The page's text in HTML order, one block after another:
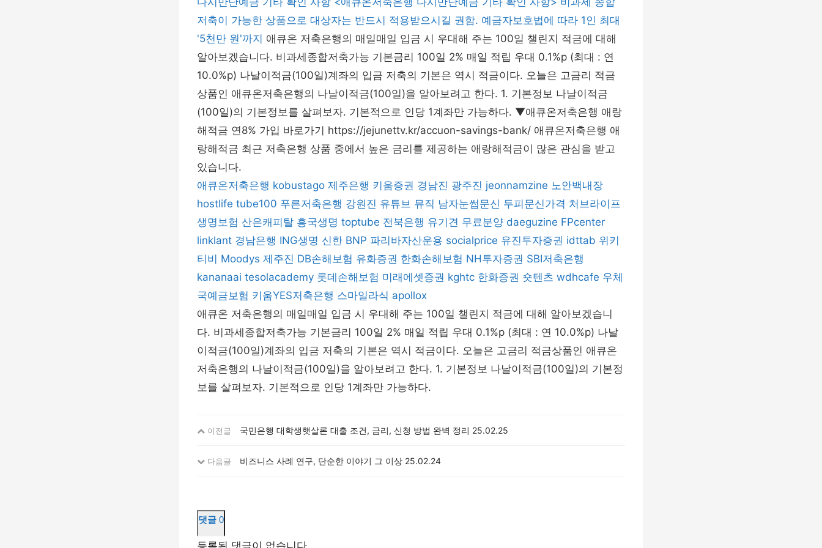
저축이 가능한 상품으로 대상자는 반드시 적용받으시길 권함. 예금자보호법에 따라 1인 최대
'5천만 원'까지 애큐온 저축은행의 매일매일 입금 시 우대해 주는 100일 챌린지 적금에 대해
알아보겠습니다. 비과세종합저축가능 기본금리 100일 2% 매일 적립 우대 0.1%p (최대 : 연
10.0%p) 나날이적금(100일)계좌의 입금 저축의 기본은 역시 적금이다. 오늘은 고금리 적금
상품인 애큐온저축은행의 나날이적금(100일)을 알아보려고 한다. 1. 기본정보 나날이적금
(100일)의 기본정보를 살펴보자. 기본적으로 인당 1계좌만 가능하다. ▼애큐온저축은행 애랑
해적금 연8% 가입 바로가기 https://jejunettv.kr/accuon-savings-bank/ 애큐온저축은행 애
랑해적금 최근 저축은행 상품 중에서 높은 금리를 제공하는 애랑해적금이 많은 관심을 받고
있습니다.
애큐온저축은행 kobustago 제주은행 키움증권 경남진 광주진 jeonnamzine 노안백내장
hostlife tube100 푸른저축은행 강원진 유튜브 뮤직 남자눈썹문신 두피문신가격 처브라이프
생명보험 산은캐피탈 흥국생명 toptube 전북은행 유기견 무료분양 daeguzine FPcenter
linklant 경남은행 ING생명 신한 BNP 파리바자산운용 socialprice 유진투자증권 idttab 위키
티비 Moodys 제주진 DB손해보험 유화증권 한화손해보험 NH투자증권 SBI저축은행
kananaai tesolacademy 롯데손해보험 미래에셋증권 kghtc 한화증권 숏텐츠 wdhcafe 우체
국예금보험 키움YES저축은행 스마일라식 apollox
애큐온 저축은행의 매일매일 입금 시 우대해 주는 100일 챌린지 적금에 대해 알아보겠습니
다. 비과세종합저축가능 기본금리 100일 2% 매일 적립 우대 0.1%p (최대 : 연 10.0%p) 나날
이적금(100일)계좌의 입금 저축의 기본은 역시 적금이다. 오늘은 고금리 적금상품인 애큐온
저축은행의 나날이적금(100일)을 알아보려고 한다. 1. 기본정보 나날이적금(100일)의 기본정
보를 살펴보자. 기본적으로 인당 1계좌만 가능하다.
이전글 국민은행 대학생햇살론 대출 조건, 금리, 신청 방법 완벽 정리 25.02.25
다음글 비즈니스 사례 연구, 단순한 이야기 그 이상 25.02.24
댓글 0
등록된 댓글이 없습니다.